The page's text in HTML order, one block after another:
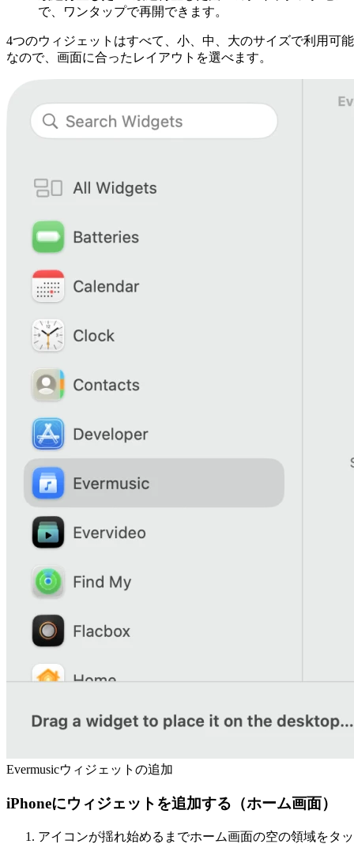
で、ワンタップで再開できます。
4つのウィジェットはすべて、小、中、大のサイズで利用可能
なので、画面に合ったレイアウトを選べます。
Evermusicウィジェットの追加
iPhoneにウィジェットを追加する（ホーム画面）
アイコンが揺れ始めるまでホーム画面の空の領域をタッ